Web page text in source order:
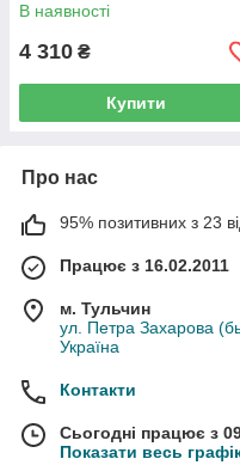
В наявності
4 310 ₴
Купити
Про нас
95% позитивних з 23
Працює з 16.02.2011
м. Тульчин
ул. Петра Захарова
Україна
Контакти
Сьогодні працює з
Показати весь